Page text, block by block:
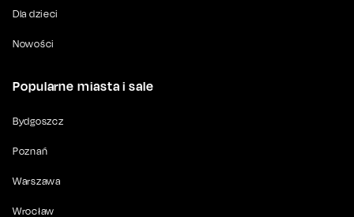
Dla dzieci
Nowości
Popularne miasta i sale
Bydgoszcz
Poznań
Warszawa
Wrocław